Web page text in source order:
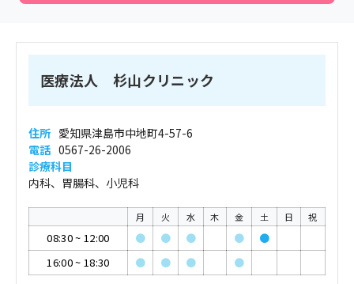
医療法人 杉山クリニック
住所 愛知県津島市中地町4-57-6
電話 0567-26-2006
診療科目
内科、胃腸科、小児科
月 火 水 木 金 土 日 祝
08:30~ 12:00 ● ● ● ●
●
16:00~ 18:30 ● ● ● ●